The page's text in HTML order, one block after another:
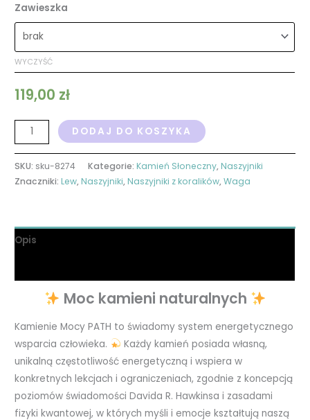
Zawieszka
WYCZYŚĆ
119,00 zł
DODAJ DO KOSZYKA
SKU: sku-8274 Kategorie:Kamień Słoneczny,Naszyjniki
Znaczniki:Lew,Naszyjniki,Naszyjniki z koralików,Waga
Opis
Moc kamieni naturalnych
Kamienie Mocy PATH to świadomy system energetycznego
wsparcia człowieka.
Każdy kamień posiada własną,
unikalną częstotliwość energetyczną i wspiera w
konkretnych lekcjach i ograniczeniach, zgodnie z koncepcją
poziomów świadomości Davida R. Hawkinsa i zasadami
fizyki kwantowej, w których myśli i emocje kształtują naszą